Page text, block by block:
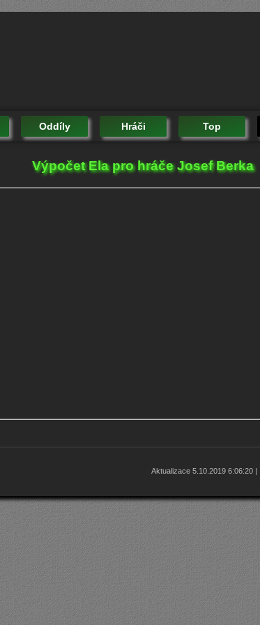
Oddíly Hráči Top
Výpočet Ela pro hráče Josef Berka
Aktualizace 5.10.2019 6:06:20 |